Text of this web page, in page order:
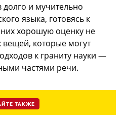
и мучительно
языка, готовясь к
хорошую оценку не
вещей, которые могут
к граниту науки —
частями речи.
ТАКЖЕ